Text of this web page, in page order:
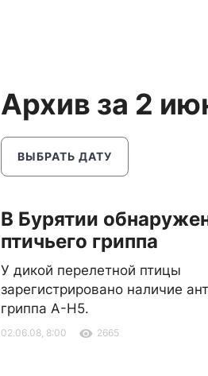
Архив за 2
ВЫБРАТЬ ДАТУ
В Бурятии
птичьего гриппа
У дикой перелетной птицы
зарегистрировано наличие
гриппа А-Н5.
02.06.08, 8:00 2665